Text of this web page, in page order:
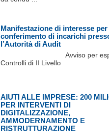
Manifestazione di interesse
conferimento di incarichi
l’Autorità di Audit
Avviso per
Controlli di II Livello
AIUTI ALLE IMPRESE: 200
PER INTERVENTI DI
DIGITALIZZAZIONE,
AMMODERNAMENTO E
RISTRUTTURAZIONE